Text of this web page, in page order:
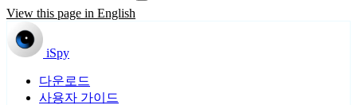
View this page in English
iSpy
다운로드
사용자 가이드